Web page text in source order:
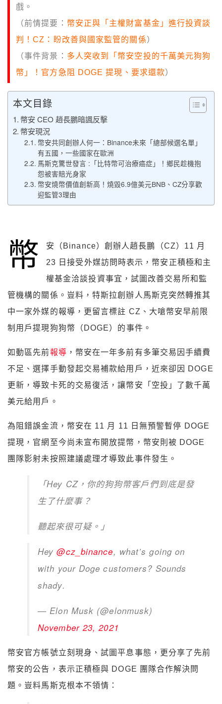
戲。
（前情提要： 幣安正與「主權財富基金」進行投資談
判！CZ：盼改善與國家監管的關係）
（事件背景： 多人突收到「幣安空投的千萬美元狗狗
幣」！官方急阻 DOGE 提現、要求還款）
本文目錄
幣安 CEO 趙長鵬暗諷反擊
幣安現況
幣安共同創辦人何一：Binance未來「總部候選名單」
有五國，一些國家在歐洲
馬斯克驚世發言 :「比特幣可治療癌症」！鄉民趁機抱
怨被害賠光身家
幣安燒幣價值創新高！燒毀6.9億美元BNB、CZ分享歡
迎監管3理由
幣
安（Binance）創辦人趙長鵬（CZ）11 月
23 日接受外媒訪問時表示，幣安正積極和主
權基金洽談投資事宜，試圖改善交易所和監
管機構的關係。豈料，特斯拉創辦人馬斯克突然轉推其
中一家外媒的報導，更留言標註 CZ、大嗆幣安早前限
制用戶提現狗狗幣（DOGE）的事件。
如動區先前報導 ，幣安在一年多前有多筆交易因手續費
不足、選擇手動發起交易補款給用戶，近來卻因 DOGE
更新，導致卡死的交易復活，讓幣安「空投」了數千萬
美元給用戶。
為阻錯誤金流，幣安在 11 月 11 日無預警暫停 DOGE
提現，官網至今尚未宣布開放提幣，幣安則被 DOGE
團隊影射未按照建議處理才導致此事件發生。
「Hey CZ，你的狗狗幣客戶們到底是發
生了什麼事？
聽起來很可疑。」
Hey@cz_binance, what’s going on
with your Doge customers? Sounds
shady.
— Elon Musk (@elonmusk)
November 23, 2021
幣安官方帳號立刻現身、試圖平息事態，更分享了先前
幣安的公告，表示正積極與 DOGE 團隊合作解決問
題。豈料馬斯克根本不領情：